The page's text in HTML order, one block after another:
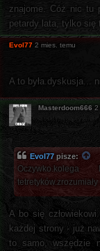
znajome. Cóż nic tu
petardy lata, tylko się
Evol77 2 mies. temu
A to była.dyskusja...
Masterdoom666 2
Evol77 pisze:
A bo się
każdej strony - już
to samo, wszędzie